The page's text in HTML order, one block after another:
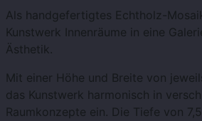
Als handgefertigtes Echtholz-
Kunstwerk Innenräume in eine
Ästhetik.
Mit einer Höhe und Breite von
das Kunstwerk harmonisch in
Raumkonzepte ein. Die Tiefe von